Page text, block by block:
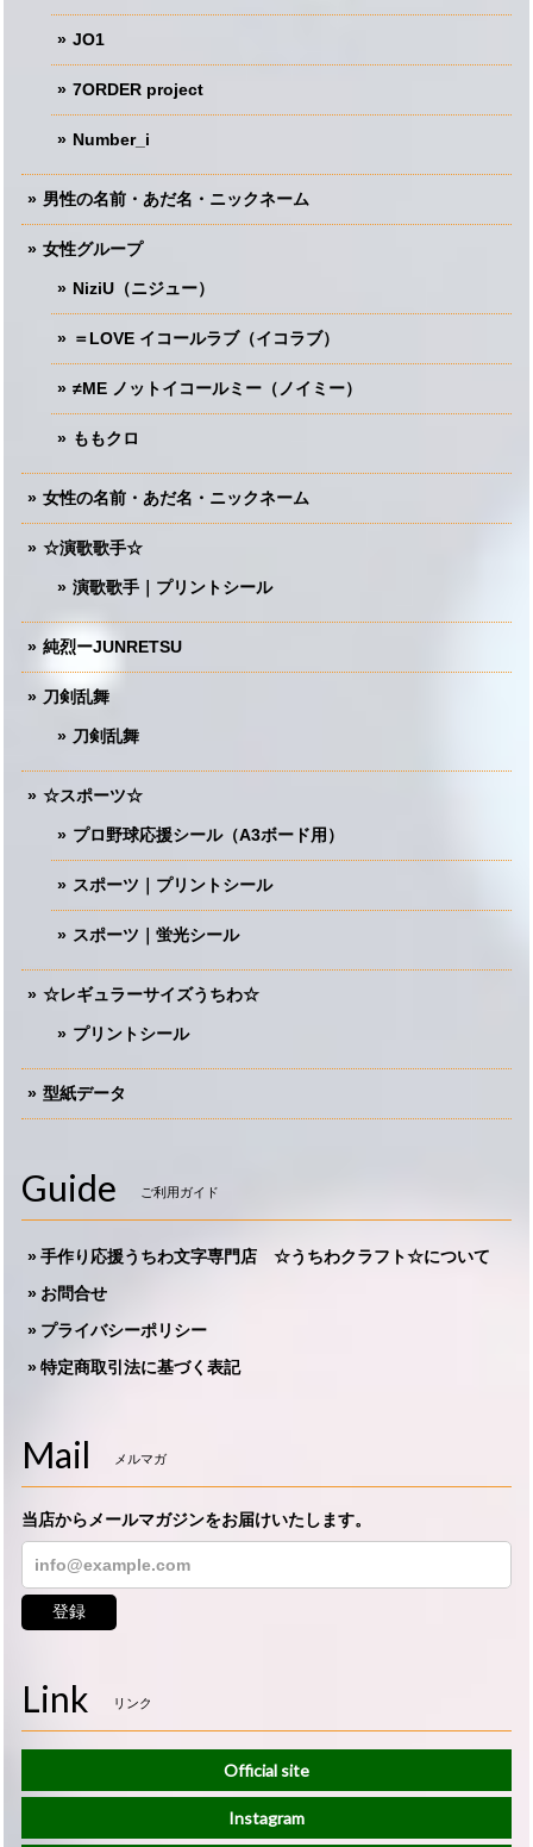
JO1
7ORDER project
Number_i
男性の名前・あだ名・ニックネーム
女性グループ
NiziU（ニジュー）
＝LOVE イコールラブ（イコラブ）
≠ME ノットイコールミー（ノイミー）
ももクロ
女性の名前・あだ名・ニックネーム
☆演歌歌手☆
演歌歌手｜プリントシール
純烈ーJUNRETSU
刀剣乱舞
刀剣乱舞
☆スポーツ☆
プロ野球応援シール（A3ボード用）
スポーツ｜プリントシール
スポーツ｜蛍光シール
☆レギュラーサイズうちわ☆
プリントシール
型紙データ
Guide ご利用ガイド
手作り応援うちわ文字専門店 ☆うちわクラフト☆について
お問合せ
プライバシーポリシー
特定商取引法に基づく表記
Mail メルマガ
当店からメールマガジンをお届けいたします。
登録
Link リンク
Official site
Instagram